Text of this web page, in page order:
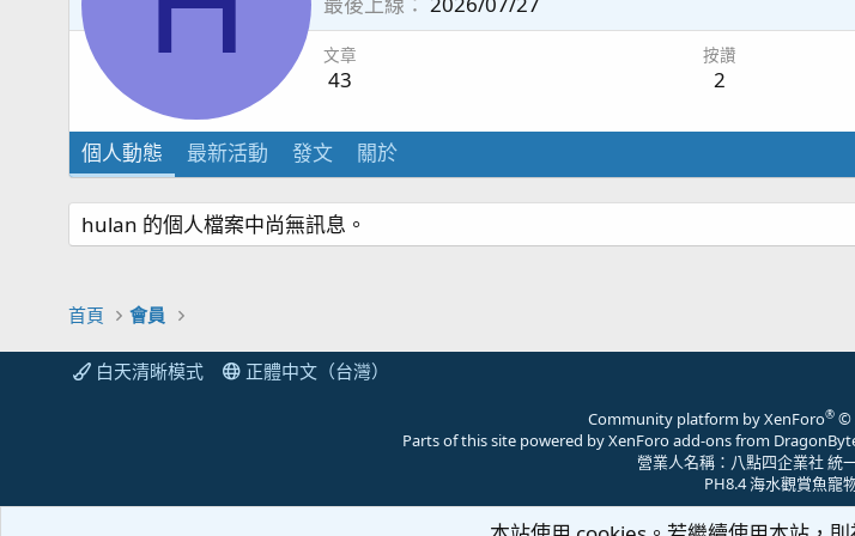
文章
43
按讚
2
個人動態 最新活動 發文 關於
hulan 的個人檔案中尚無訊息。
首頁 會員
白天清晰模式 正體中文（台灣）
Community platform by XenForo® ©
Parts of this site powered byXenForo add-ons from
營業人名稱：八點四企業社 統
PH8.4 海水觀賞魚寵